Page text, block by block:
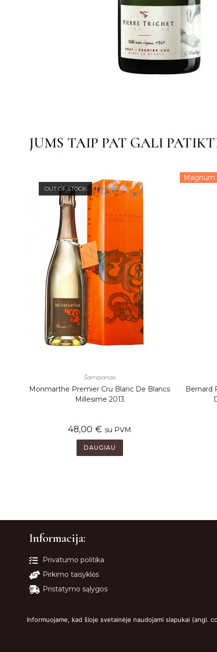
JUMS TAIP PAT GALI
OUT OF STOCK
Šampanas
Monmarthe Premier Cru Blanc De Blancs
Millesime 2013
48,00 € su PVM
DAUGIAU
Magnum
Bernard
Informacija:
Privatumo politika
Pirkimo taisyklės
Pristatymo sąlygos
Informuojame, kad šioje svetainėje naudojami slapukai (angl.